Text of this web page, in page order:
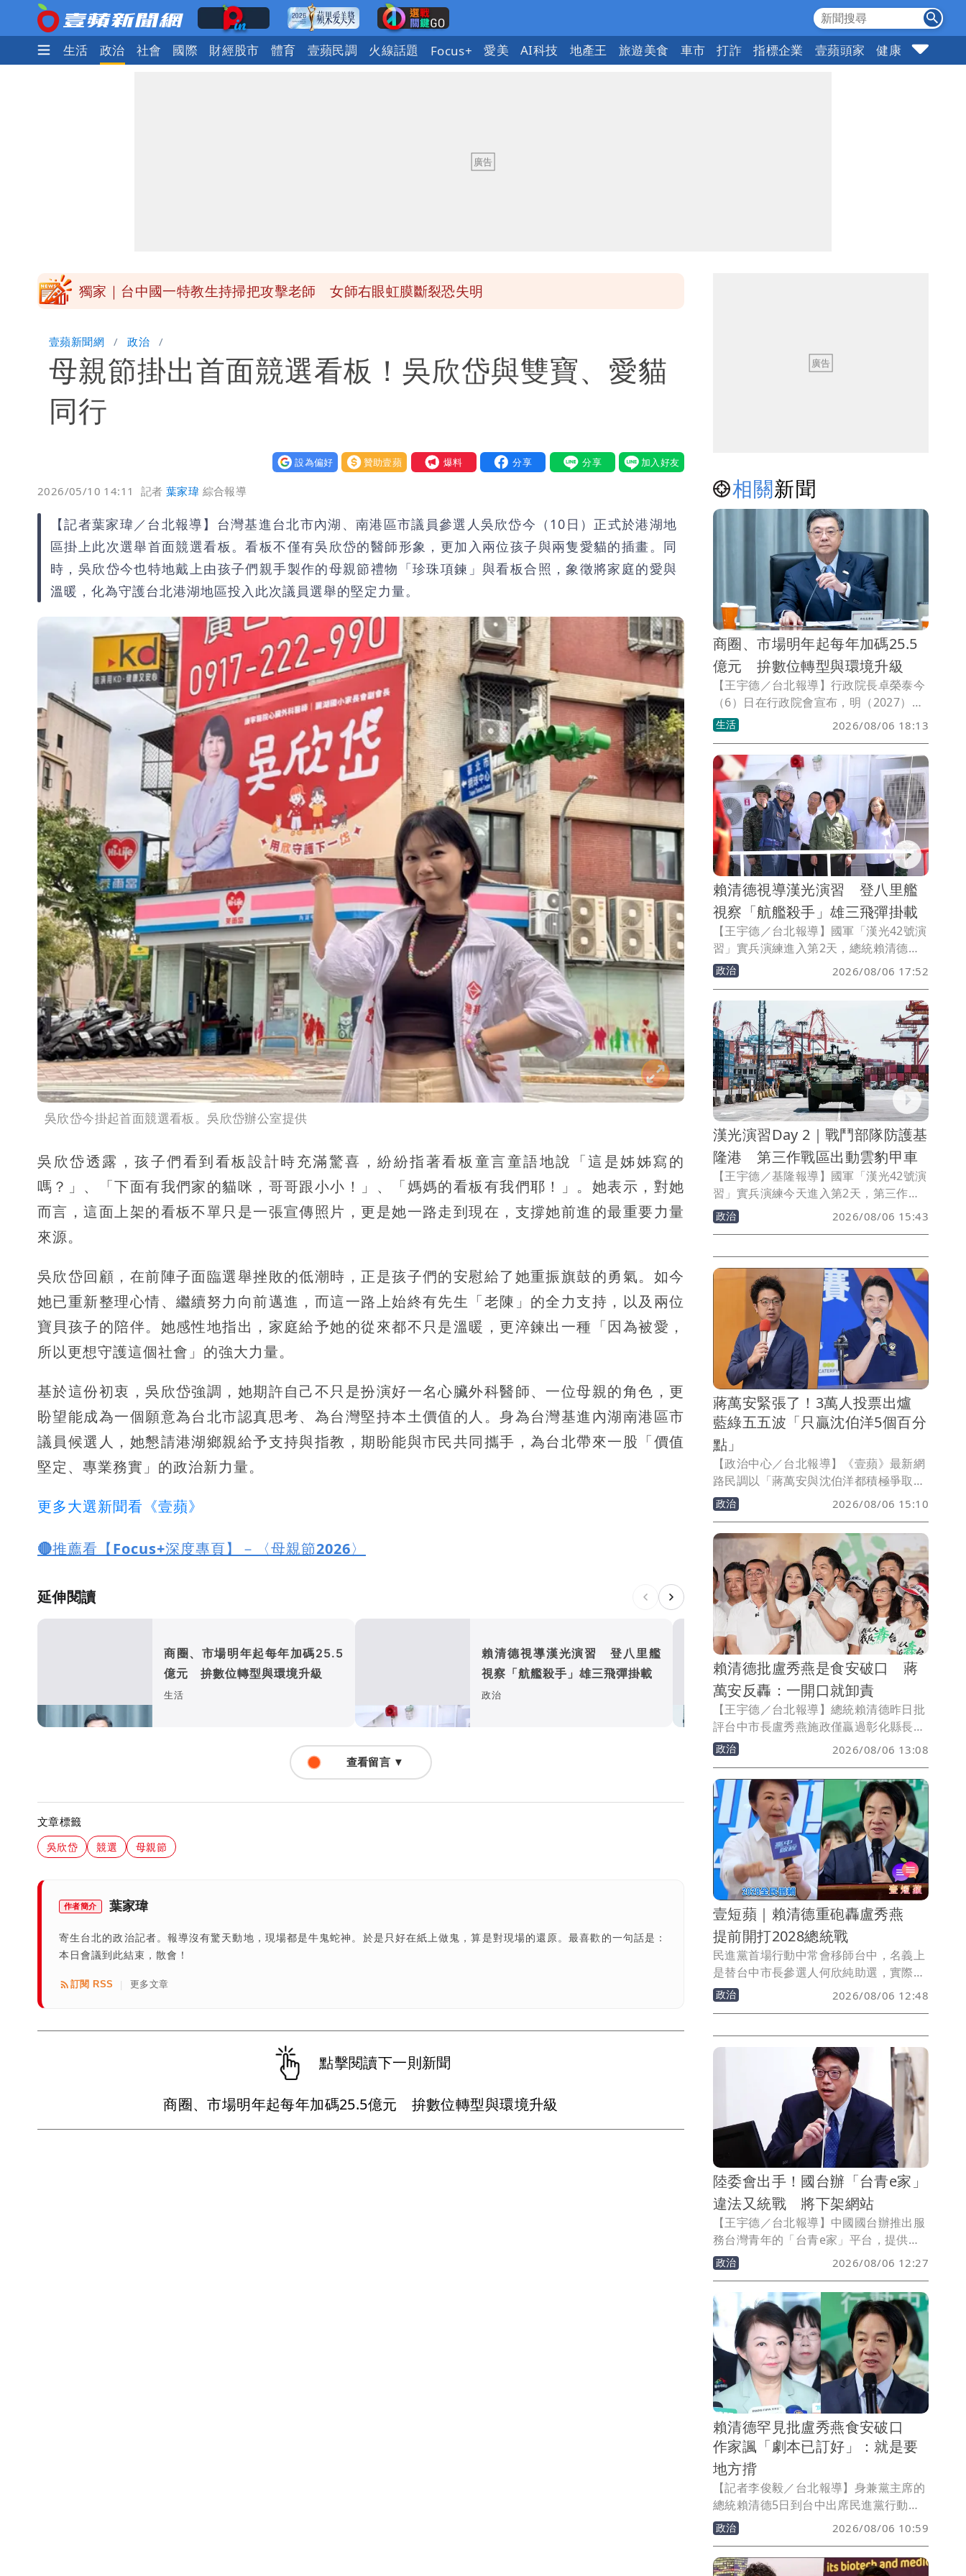
娛樂時尚 生活 政治 社會 國際 財經股市 體育 壹蘋民調 火線話題 Focus+ 愛美 AI科技 地產王 旅遊美食 車市 打詐 指標企業 壹蘋頭家 健康 購物
獨家｜台中國一特教生持掃把攻擊老師 女師右眼虹膜斷裂恐失明
外送專法上路滿2週！Uber Eats曝外送員收益變化
高希均辭世享耆壽90歲 畢生推動閱讀與進步觀念
壹蘋新聞網 政治
母親節掛出首面競選看板！吳欣岱與雙寶、愛貓
同行
設為偏好 贊助壹蘋 我要爆料
2026/05/10 14:11 記者葉家瑋 綜合報導
【記者葉家瑋／台北報導】台灣基進台北市內湖、南港區市議員參選人吳欣岱今（10日）正式於港湖地
區掛上此次選舉首面競選看板。看板不僅有吳欣岱的醫師形象，更加入兩位孩子與兩隻愛貓的插畫。同
時，吳欣岱今也特地戴上由孩子們親手製作的母親節禮物「珍珠項鍊」與看板合照，象徵將家庭的愛與
溫暖，化為守護台北港湖地區投入此次議員選舉的堅定力量。
吳欣岱今掛起首面競選看板。吳欣岱辦公室提供
吳欣岱透露，孩子們看到看板設計時充滿驚喜，紛紛指著看板童言童語地說「這是姊姊寫的
嗎？」、「下面有我們家的貓咪，哥哥跟小小！」、「媽媽的看板有我們耶！」。她表示，對她
而言，這面上架的看板不單只是一張宣傳照片，更是她一路走到現在，支撐她前進的最重要力量
來源。
吳欣岱回顧，在前陣子面臨選舉挫敗的低潮時，正是孩子們的安慰給了她重振旗鼓的勇氣。如今
她已重新整理心情、繼續努力向前邁進，而這一路上始終有先生「老陳」的全力支持，以及兩位
寶貝孩子的陪伴。她感性地指出，家庭給予她的從來都不只是溫暖，更淬鍊出一種「因為被愛，
所以更想守護這個社會」的強大力量。
基於這份初衷，吳欣岱強調，她期許自己不只是扮演好一名心臟外科醫師、一位母親的角色，更
盼望能成為一個願意為台北市認真思考、為台灣堅持本土價值的人。身為台灣基進內湖南港區市
議員候選人，她懇請港湖鄉親給予支持與指教，期盼能與市民共同攜手，為台北帶來一股「價值
堅定、專業務實」的政治新力量。
更多大選新聞看《壹蘋》
🔴推薦看【Focus+深度專頁】－〈母親節2026〉
延伸閱讀
商圈、市場明年起每年加碼25.5
億元 拚數位轉型與環境升級
生活
賴清德視導漢光演習 登八里艦
視察「航艦殺手」雄三飛彈掛載
政治
漢光演習Day 2｜戰鬥部隊
基隆港 第三作戰區出動雲
車
政治
查看留言 ▼
文章標籤
吳欣岱 競選 母親節
作者簡介 葉家瑋
寄生台北的政治記者。報導沒有驚天動地，現場都是牛鬼蛇神。於是只好在紙上做鬼，算是對現場的還原。最喜歡的一句話是：
本日會議到此結束，散會！
訂閱 RSS 更多文章
點擊閱讀下一則新聞
商圈、市場明年起每年加碼25.5億元 拚數位轉型與環境升級
相關新聞
商圈、市場明年起每年加碼25.5
億元 拚數位轉型與環境升級
【王宇德／台北報導】行政院長卓榮泰今
（6）日在行政院會宣布，明（2027）年
起將透過「中小微企業轉型升級發展方
案」，每年加碼25.5億元，推動全台商
圈、市場及夜市數位化、國際化與環境升
級，改善公共設施與消費環境，提升小
型、微型商家競爭力。
生活 2026/08/06 18:13
賴清德視導漢光演習 登八里艦
視察「航艦殺手」雄三飛彈掛載
【王宇德／台北報導】國軍「漢光42號演
習」實兵演練進入第2天，總統賴清德身
穿印有F-16V名牌及漢光演習臂章的飛行
夾克，前往新北市八里守備區，視導「戰
力防護與保存」實兵演練，除登上海巡署
安平級巡邏艦「八里艦」，了解平戰轉換
與飛彈戰備掛載情形，也視察水雷裝載及
港區阻絕設置等操演，慰勉參演官兵辛
勞。
政治 2026/08/06 17:52
漢光演習Day 2｜戰鬥部隊防護基
隆港 第三作戰區出動雲豹甲車
【王宇德／基隆報導】國軍「漢光42號演
習」實兵演練今天進入第2天，第三作戰
區在基隆地區實施要港防護演練，模擬敵
方特工滲透北部重要港口，出動CM32、
處，驗證部隊面對突發敵情的快速反應與
臨戰應變能力。
政治 2026/08/06 15:43
蔣萬安緊張了！3萬人投票出爐
藍綠五五波「只贏沈伯洋5個百分
點」
【政治中心／台北報導】《壹蘋》最新網
路民調以「蔣萬安與沈伯洋都積極爭取聲
量，你支持誰當台北市長？」為題，吸引
2萬9754人參與投票，結果顯示，現任台
北市長蔣萬安獲得1萬5386票、支持率
51.71%，領先民進黨立委沈伯洋的1萬
3884票、46.66%，雙方相差1502票，蔣
萬安只有小勝5.05個百分點；另有484
人、占1.63%表示「還沒決定」。
政治 2026/08/06 15:10
賴清德批盧秀燕是食安破口 蔣
萬安反轟：一開口就卸責
【王宇德／台北報導】總統賴清德昨日批
評台中市長盧秀燕施政僅贏過彰化縣長，
還指台中是「食安破口」。台北市長蔣萬
安今（6）日重砲回擊，質疑賴清德「神
隱一個多月，一出來講話就是推卸責
任」，並要求中央針對毒油事件說清楚、
負起責任。
政治 2026/08/06 13:08
壹短蘋｜賴清德重砲轟盧秀燕
提前開打2028總統戰
民進黨首場行動中常會移師台中，名義上
是替台中市長參選人何欣純助選，實際卻
成了總統賴清德火力全開猛轟台中市長盧
秀燕的「批盧大會」。從食安、非洲豬
句句鎖定盧秀燕，讓何欣純反而成了配
政治 2026/08/06 12:48
陸委會出手！國台辦「台青e家」
違法又統戰 將下架網站
【王宇德／台北報導】中國國台辦推出服
務台灣青年的「台青e家」平台，提供求
職、實習、升學及交流等服務。陸委會主
委邱垂正表示，該平台涉嫌違反《兩岸人
民關係條例》，更有企圖對台進行「未統
先治」、輿論戰及心理戰的意圖，政府將
協調相關部會研議下架或屏蔽網站，並提
醒台灣青年勿輕易提交個人資料，以免增
加風險。
政治 2026/08/06 12:27
賴清德罕見批盧秀燕食安破口
作家諷「劇本已訂好」：就是要
地方揹
【記者李俊毅／台北報導】身兼黨主席的
總統賴清德5日到台中出席民進黨行動中
常會致詞時火力全開，痛批盧秀燕，指台
中市對台灣來講非常非常重要，「很難想
像這麼重要的直轄市，竟然是非洲豬瘟的
政治 2026/08/06 10:59